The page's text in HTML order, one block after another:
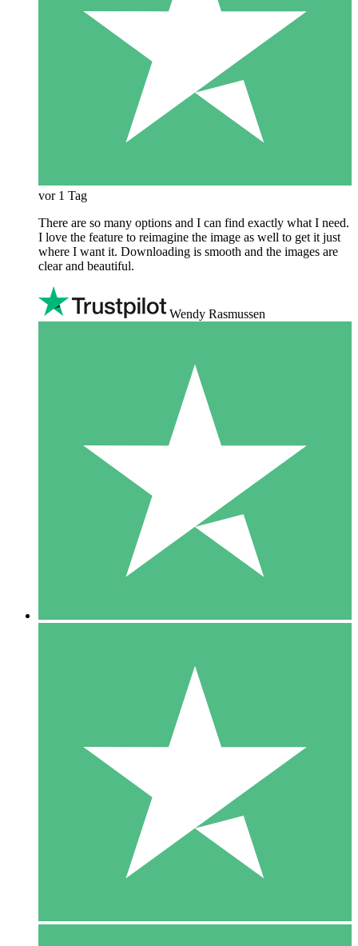
vor 1 Tag
There are so many options and I can find exactly what I need.
I love the feature to reimagine the image as well to get it just
where I want it. Downloading is smooth and the images are
clear and beautiful.
Wendy Rasmussen